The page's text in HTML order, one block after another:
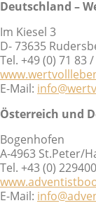
Deutschland –
Im Kiesel 3
D- 73635
Tel. +49 (0) 71 83
E-Mail:
Österreich und
Bogenhofen
A-4963 St.Peter/
Tel. +43 (0)
E-Mail: